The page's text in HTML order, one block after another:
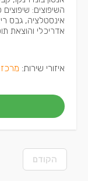
השיפוצים:
אינסטלציה, גבס
אדריכלי והוצאת
איזורי שירות:
הקודם